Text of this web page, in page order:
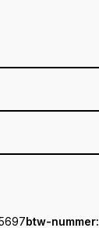
btw-nummer: